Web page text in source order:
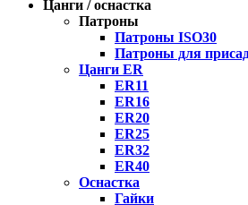
Цанги / оснастка
Патроны
Патроны ISO30
Патроны для
Цанги ER
ER11
ER16
ER20
ER25
ER32
ER40
Оснастка
Гайки